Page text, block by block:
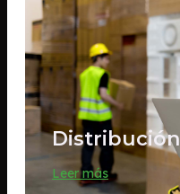
Distribución
Leer más